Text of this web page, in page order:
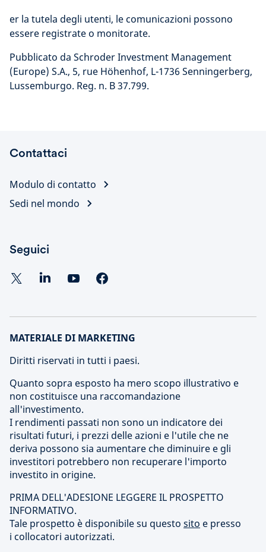
er la tutela degli utenti, le comunicazioni possono
essere registrate o monitorate.
Pubblicato da Schroder Investment Management
(Europe) S.A., 5, rue Höhenhof, L-1736 Senningerberg,
Lussemburgo. Reg. n. B 37.799.
Contattaci
Modulo di contatto
Sedi nel mondo
Seguici
MATERIALE DI MARKETING
Diritti riservati in tutti i paesi.
Quanto sopra esposto ha mero scopo illustrativo e
non costituisce una raccomandazione
all'investimento.
I rendimenti passati non sono un indicatore dei
risultati futuri, i prezzi delle azioni e l'utile che ne
deriva possono sia aumentare che diminuire e gli
investitori potrebbero non recuperare l'importo
investito in origine.
PRIMA DELL'ADESIONE LEGGERE IL PROSPETTO
INFORMATIVO.
Tale prospetto è disponibile su questo sito e presso
i collocatori autorizzati.